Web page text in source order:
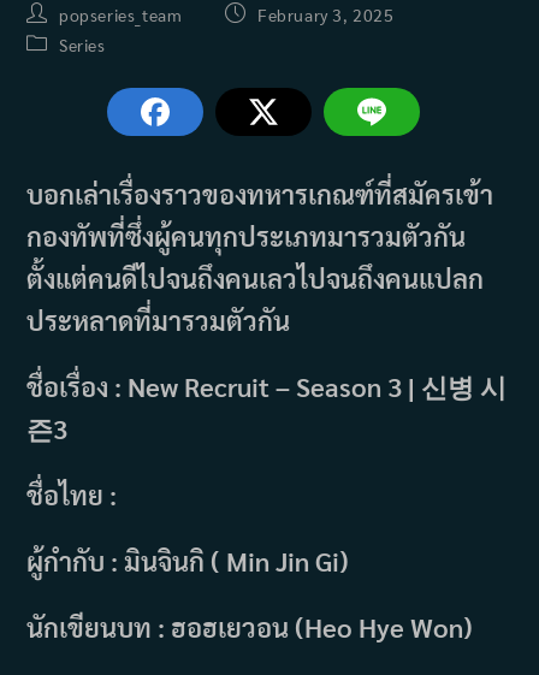
Post
author:
popseries_team
PostFebruary 3, 2025
PostSeries
บอกเล่าเรื่องราวของทหารเกณฑ์ที่สมัครเข้า
กองทัพที่ซึ่งผู้คนทุกประเภทมารวมตัวกัน
ตั้งแต่คนดีไปจนถึงคนเลวไปจนถึงคนแปลก
ประหลาดที่มารวมตัวกัน
ชื่อเรื่อง : New Recruit – Season 3 | 신병 시
즌3
ชื่อไทย :
ผู้กำกับ : มินจินกิ ( Min Jin Gi)
นักเขียนบท : ฮอฮเยวอน (Heo Hye Won)